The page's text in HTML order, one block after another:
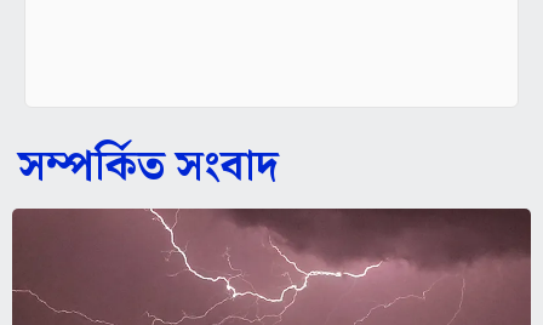
সম্পর্কিত সংবাদ